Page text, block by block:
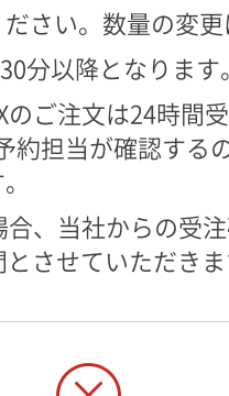
さい。数量の変
分以降となります
のご注文は24時間
約担当が確認する
合、当社からの受
させていただき